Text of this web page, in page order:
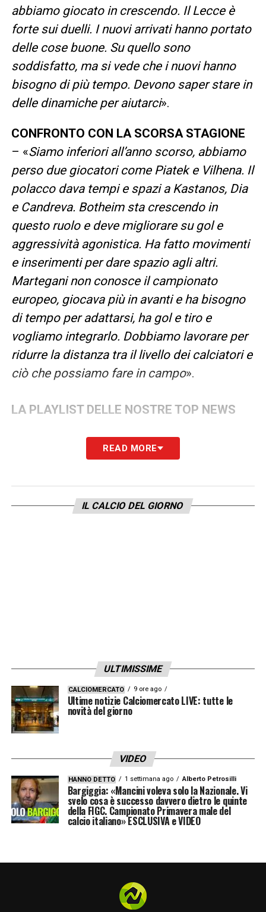
abbiamo giocato in crescendo. Il Lecce è
forte sui duelli. I nuovi arrivati hanno portato
delle cose buone. Su quello sono
soddisfatto, ma si vede che i nuovi hanno
bisogno di più tempo. Devono saper stare in
delle dinamiche per aiutarci».
CONFRONTO CON LA SCORSA STAGIONE
– «Siamo inferiori all’anno scorso, abbiamo
perso due giocatori come Piatek e Vilhena. Il
polacco dava tempi e spazi a Kastanos, Dia
e Candreva. Botheim sta crescendo in
questo ruolo e deve migliorare su gol e
aggressività agonistica. Ha fatto movimenti
e inserimenti per dare spazio agli altri.
Martegani non conosce il campionato
europeo, giocava più in avanti e ha bisogno
di tempo per adattarsi, ha gol e tiro e
vogliamo integrarlo. Dobbiamo lavorare per
ridurre la distanza tra il livello dei calciatori e
ciò che possiamo fare in campo».
LA PLAYLIST DELLE NOSTRE TOP NEWS
READ MORE
IL CALCIO DEL GIORNO
ULTIMISSIME
CALCIOMERCATO 9 ore ago
Ultime notizie Calciomercato LIVE: tutte le
novità del giorno
VIDEO
HANNO DETTO 1 settimana ago Alberto Petrosilli
Bargiggia: «Mancini voleva solo la Nazionale. Vi
svelo cosa è successo davvero dietro le quinte
della FIGC. Campionato Primavera male del
calcio italiano» ESCLUSIVA e VIDEO